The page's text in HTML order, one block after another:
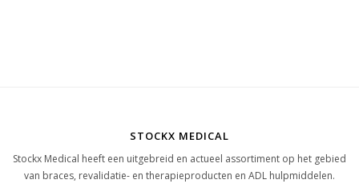
STOCKX MEDICAL
Stockx Medical heeft een uitgebreid en actueel assortiment op het gebied
van braces, revalidatie- en therapieproducten en ADL hulpmiddelen.